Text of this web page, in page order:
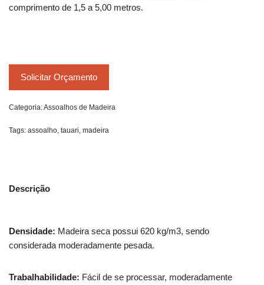
comprimento de 1,5 a 5,00 metros.
Solicitar Orçamento
Categoria:Assoalhos de Madeira
Tags: assoalho tauari madeira
Descrição
Densidade: Madeira seca possui 620 kg/m3, sendo
considerada moderadamente pesada.
Trabalhabilidade: Fácil de se processar, moderadamente